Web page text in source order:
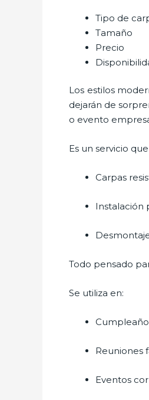
Tipo de
Tamaño
Precio
Los estilos
dejarán de
o evento
Es un servicio
Carpas
Instalación
Todo pensado
Se utiliza en:
Reuniones
Eventos